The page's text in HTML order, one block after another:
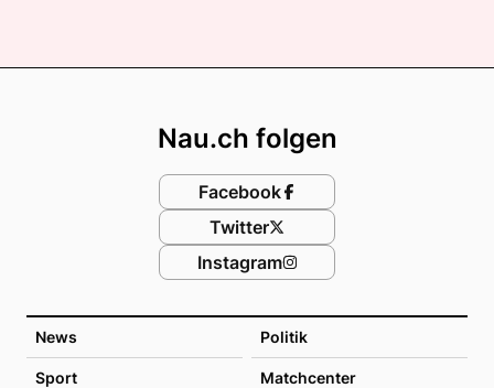
News Politik
Sport Matchcenter
Nau.ch folgen
Facebook
Twitter
Instagram